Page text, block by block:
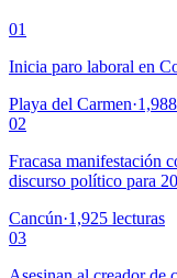
01
Inicia paro laboral en
Playa del Carmen·1,988
02
Fracasa manifestación
discurso político para
Cancún·1,925 lecturas
03